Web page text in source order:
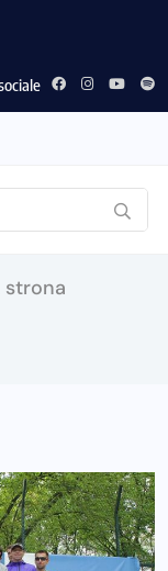
strona